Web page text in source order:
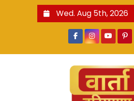
Wed. Aug 5th, 2026